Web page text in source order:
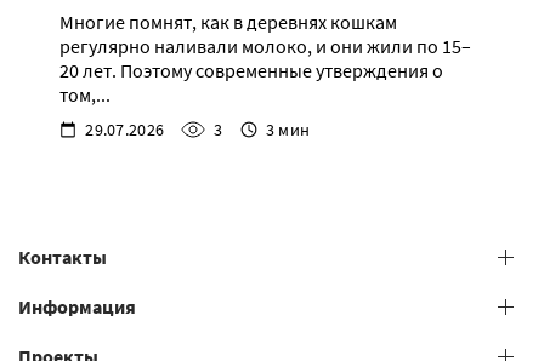
Многие помнят, как в деревнях кошкам
регулярно наливали молоко, и они жили по 15–
20 лет. Поэтому современные утверждения о
том,...
29.07.2026 3 3 мин
Контакты
+38 (073) 606 74 43 Grooming
Информация